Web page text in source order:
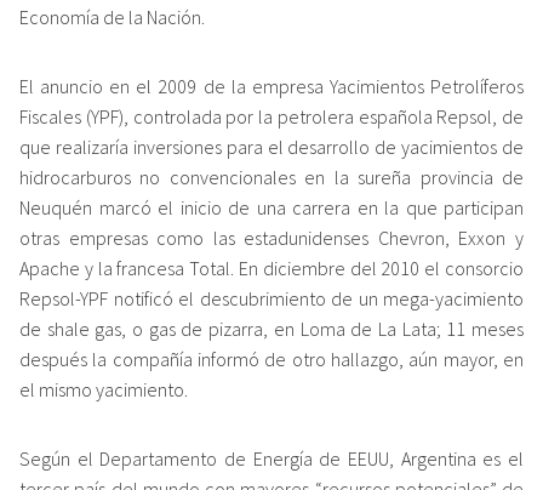
Economía de la Nación.
El anuncio en el 2009 de la empresa Yacimientos Petrolíferos
Fiscales (YPF), controlada por la petrolera española Repsol, de
que realizaría inversiones para el desarrollo de yacimientos de
hidrocarburos no convencionales en la sureña provincia de
Neuquén marcó el inicio de una carrera en la que participan
otras empresas como las estadunidenses Chevron, Exxon y
Apache y la francesa Total. En diciembre del 2010 el consorcio
Repsol-YPF notificó el descubrimiento de un mega-yacimiento
de shale gas, o gas de pizarra, en Loma de La Lata; 11 meses
después la compañía informó de otro hallazgo, aún mayor, en
el mismo yacimiento.
Según el Departamento de Energía de EEUU, Argentina es el